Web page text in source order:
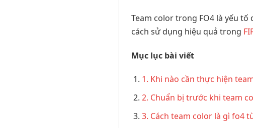
Team color trong FO4 là yếu
cách sử dụng hiệu quả trong
Mục lục bài viết
1. Khi nào cần thực hiện
2. Chuẩn bị trước khi team
3. Cách team color là gì fo4